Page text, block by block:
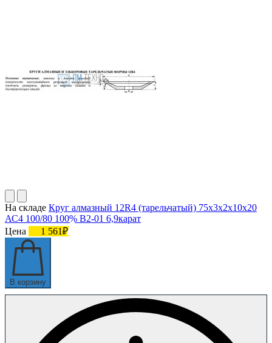
На складе Круг алмазный 12R4 (тарельчатый) 75х3х2х10х20
АС4 100/80 100% В2-01 6,9карат
Цена
1 561₽
В корзину